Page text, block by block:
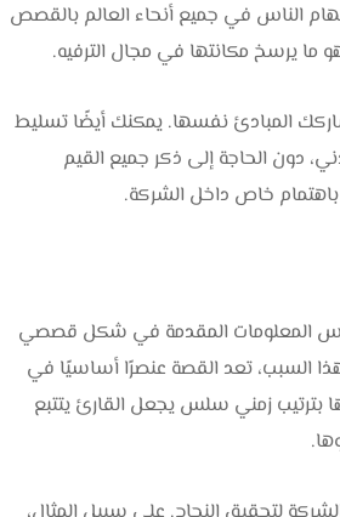
الناس في جميع أنحاء العالم بالقصص
ما يرسخ مكانتها في مجال الترفيه.
المبادئ نفسها. يمكنك أيضًا تسليط
دون الحاجة إلى ذكر جميع القيم
خاص داخل الشركة.
المعلومات المقدمة في شكل قصصي
السبب، تعد القصة عنصرًا أساسيًا في
بترتيب زمني سلس يجعل القارئ يتتبع